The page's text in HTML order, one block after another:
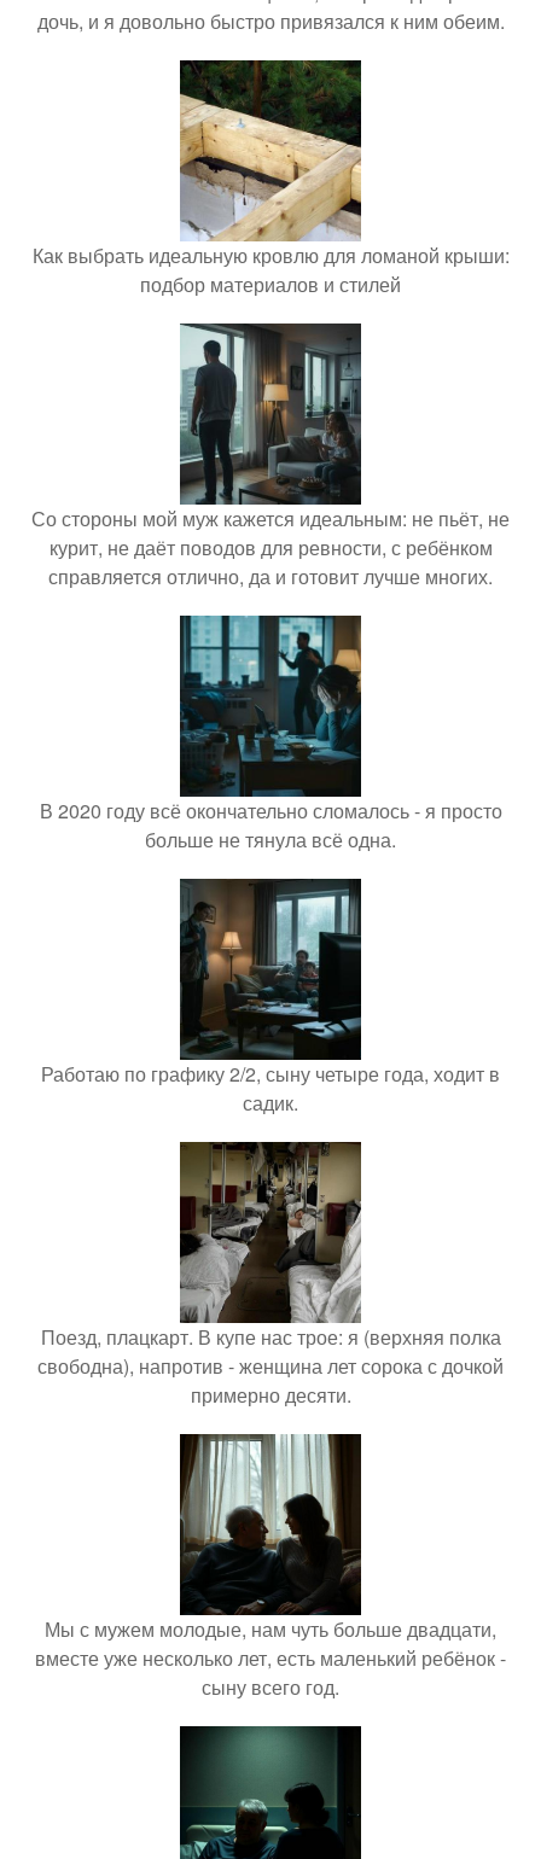
дочь, и я довольно быстро привязался к ним обеим.
Как выбрать идеальную кровлю для ломаной крыши:
подбор материалов и стилей
Со стороны мой муж кажется идеальным: не пьёт, не
курит, не даёт поводов для ревности, с ребёнком
справляется отлично, да и готовит лучше многих.
В 2020 году всё окончательно сломалось - я просто
больше не тянула всё одна.
Работаю по графику 2/2, сыну четыре года, ходит в
садик.
Поезд, плацкарт. В купе нас трое: я (верхняя полка
свободна), напротив - женщина лет сорока с дочкой
примерно десяти.
Мы с мужем молодые, нам чуть больше двадцати,
вместе уже несколько лет, есть маленький ребёнок -
сыну всего год.